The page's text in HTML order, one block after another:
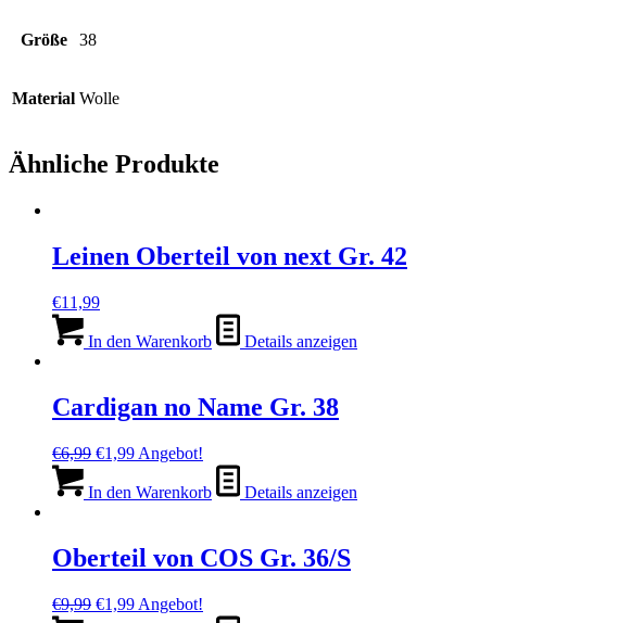
Größe 38
Material Wolle
Ähnliche Produkte
Leinen Oberteil von next Gr. 42
€11,99
In den Warenkorb Details anzeigen
Cardigan no Name Gr. 38
€6,99 Ursprünglicher
war:
€1,99Aktueller
ist:
Angebot!
In den Warenkorb Details anzeigen
Oberteil von COS Gr. 36/S
€9,99 Ursprünglicher
€1,99Aktueller
Angebot!